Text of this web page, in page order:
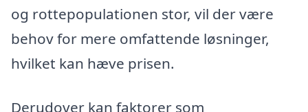
og rottepopulationen stor, vil der være
behov for mere omfattende løsninger,
hvilket kan hæve prisen.
Derudover kan faktorer som